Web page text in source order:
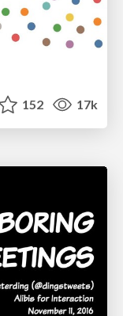
152 17k